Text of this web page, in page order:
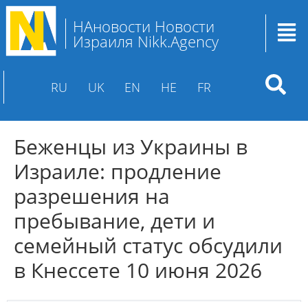
НАновости Новости
Израиля Nikk.Agency
RU UK EN HE FR
Беженцы из Украины в
Израиле: продление
разрешения на
пребывание, дети и
семейный статус обсудили
в Кнессете 10 июня 2026